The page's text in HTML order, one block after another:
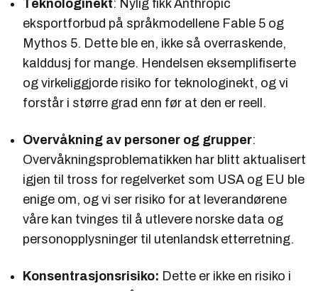
Teknologinekt: Nylig fikk Anthropic
eksportforbud på språkmodellene Fable 5 og
Mythos 5. Dette ble en, ikke så overraskende,
kalddusj for mange. Hendelsen eksemplifiserte
og virkeliggjorde risiko for teknologinekt, og vi
forstår i større grad enn før at den er reell.
Overvåkning av personer og grupper:
Overvåkningsproblematikken har blitt aktualisert
igjen til tross for regelverket som USA og EU ble
enige om, og vi ser risiko for at leverandørene
våre kan tvinges til å utlevere norske data og
personopplysninger til utenlandsk etterretning.
Konsentrasjonsrisiko: Dette er ikke en risiko i